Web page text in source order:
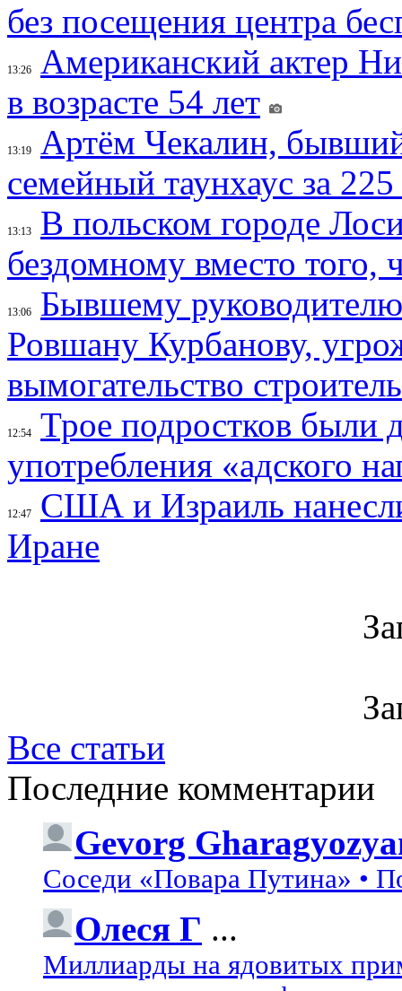
без посещения центра
13:26
Американский актер
в возрасте 54 лет
13:19
Артём Чекалин,
семейный таунхаус за
13:13
В польском городе
бездомному вместо того,
13:06
Бывшему
Ровшану Курбанову,
вымогательство
12:54
Трое подростков были
употребления «адского
12:47
США и Израиль
Иране
Все статьи
Последние комментарии
Gevorg
Соседи «Повара Путина» •
Олеся Г ...
Миллиарды на ядовитых